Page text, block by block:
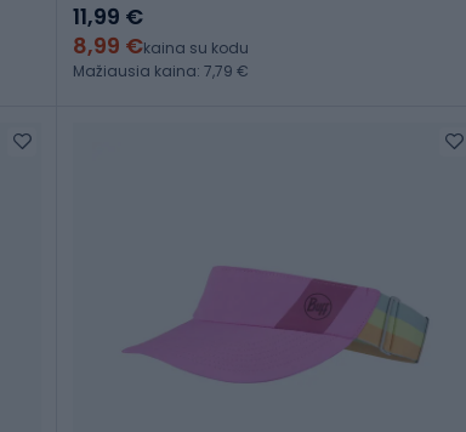
11,99 €
8,99 €kaina su kodu
Mažiausia kaina: 7,79 €